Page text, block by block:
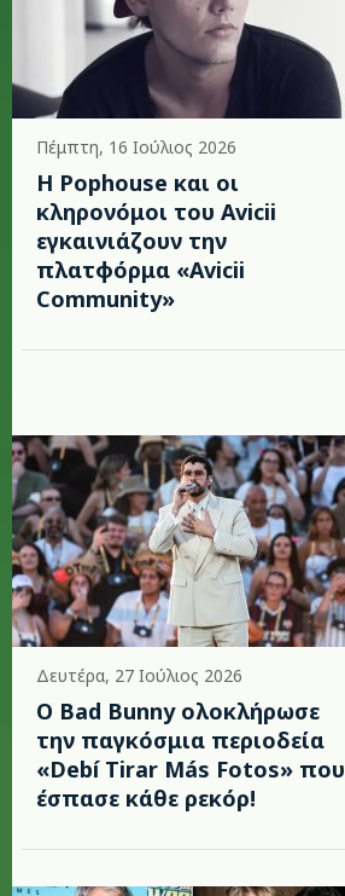
Πέμπτη, 16 Ιούλιος 2026
Η Pophouse και οι
κληρονόμοι του Avicii
εγκαινιάζουν την
πλατφόρμα «Avicii
Community»
Δευτέρα, 27 Ιούλιος 2026
Ο Bad Bunny ολοκλήρωσε
την παγκόσμια περιοδεία
«Debí Tirar Más Fotos» που
έσπασε κάθε ρεκόρ!